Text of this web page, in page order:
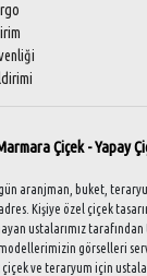
Çiçek - Yapay
aranjman, buket,
Kişiye özel çiçek
ustalarımız
görselleri
çiçek ve teraryum için